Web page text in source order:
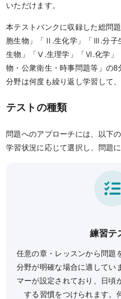
講座説明動画
講義サンプル動画
合格実績
合格者インタビュー
模試・テスト
生命科学テストバンク(標準編)
受講案内
[27年度] 受講料
いただけます。
本テストバンクに収録した総問
胞生物」「Ⅱ.生化学」「Ⅲ.分子
生物」「Ⅴ.生理学」「Ⅵ.化学
物・公衆衛生・時事問題等」の
分野は何度も繰り返し学習して
テストの種類
問題へのアプローチには、以下
学習状況に応じて選択し、問題
練習テ
任意の章・レッスンから問題
分野が明確な場合に適してい
マーが設定されており、日頃
する習慣をつけられます。